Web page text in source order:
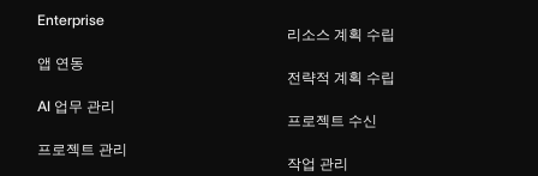
Enterprise
앱 연동
AI 업무 관리
프로젝트 관리
리소스 계획 수립
전략적 계획 수립
프로젝트 수신
작업 관리